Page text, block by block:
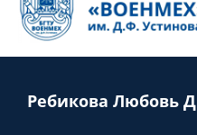
Абитуриентам
Ребикова Любовь